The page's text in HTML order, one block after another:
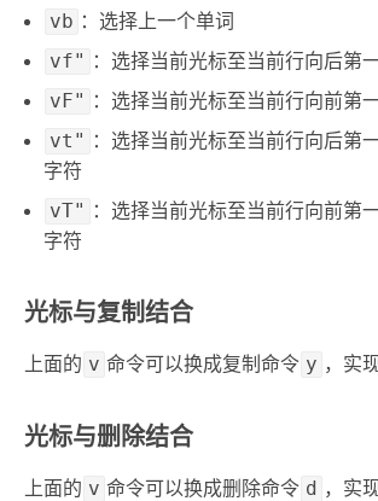
vb ：选择上一个单词
vf" ：选择当前光标至当前行向后第
vF"
：选择当前光标至当前行向前第
vt"
：选择当前光标至当前行向后第
字符
vT" ：选择当前光标至当前行向前第
字符
光标与复制结合
上面的 v 命令可以换成复制命令 y ，实
光标与删除结合
上面的 v 命令可以换成删除命令 d ，实